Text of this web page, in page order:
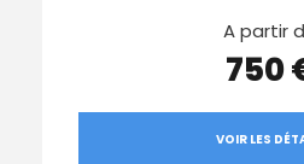
A partir
750
VOIR LES